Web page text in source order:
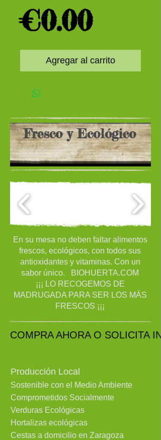
€0.00Precio
Agregar al carrito
Fresco y Ecológico
En su mesa no deben faltar alimentos
frescos, ecológicos, con todos sus
antioxidantes y vitaminas. Con un
sabor único. BIOHUERTA.COM
¡¡¡ LO RECOGEMOS DE
MADRUGADA PARA SER LOS MÁS
FRESCOS ¡¡¡
COMPRA AHORA O SOLICITA
Producción Local
Sostenible con el Medio Ambiente
Comprometidos Socialmente
Verduras Ecológicas
Hortalizas ecológicas
Cestas a domicilio en Zaragoza